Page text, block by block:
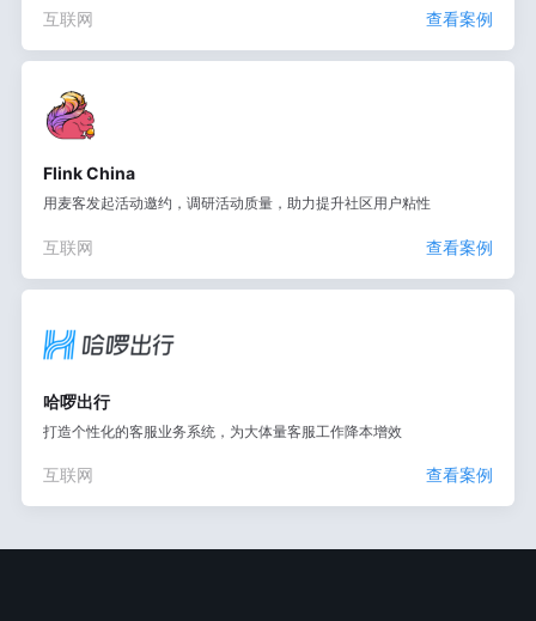
互联网 查看案例
Flink China
用麦客发起活动邀约，调研活动质量，助力提升社区用户粘性
互联网 查看案例
哈啰出行
打造个性化的客服业务系统，为大体量客服工作降本增效
互联网 查看案例